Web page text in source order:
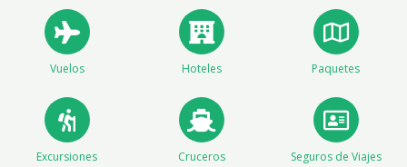
Vuelos Hoteles Paquetes
Excursiones Cruceros Seguros de Viajes